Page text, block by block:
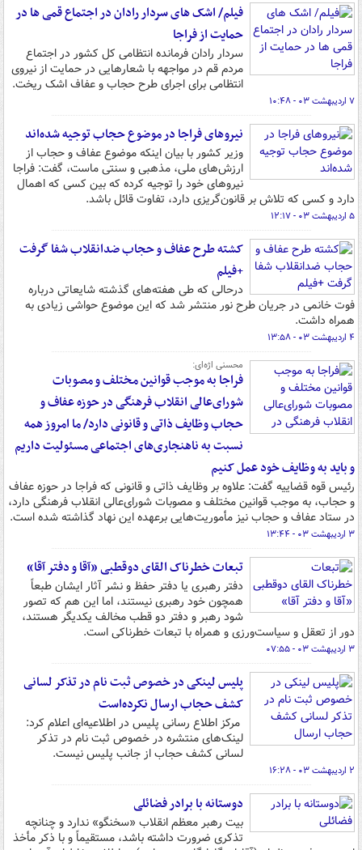
فیلم/ اشک های سردار رادان در اجتماع قمی ها در
حمایت از فراجا
سردار رادان فرمانده انتظامی کل کشور در اجتماع
مردم قم در مواجهه با شعارهایی در حمایت از نیروی
انتظامی برای اجرای طرح حجاب و عفاف اشک ریخت.
۷ اردیبهشت ۰۳ - ۱۰:۴۸
نیروهای فراجا در موضوع حجاب توجیه شده‌اند
وزیر کشور با بیان اینکه موضوع عفاف و حجاب از
ارزش‌های ملی، مذهبی و سنتی ماست، گفت: فراجا
نیروهای خود را توجیه کرده که بین کسی که اهمال
دارد و کسی که تلاش بر قانون‌گریزی دارد، تفاوت قائل باشد.
۵ اردیبهشت ۰۳ - ۱۲:۱۷
کشته طرح عفاف و حجاب ضدانقلاب شفا گرفت
+فیلم
درحالی که طی هفته‌های گذشته شایعاتی درباره
فوت خانمی در جریان طرح نور منتشر شد که این موضوع حواشی زیادی به
همراه داشت.
۴ اردیبهشت ۰۳ - ۱۳:۵۸
محسنی اژه‌ای:
فراجا به موجب قوانین مختلف و مصوبات
شورای‌عالی انقلاب فرهنگی در حوزه عفاف و
حجاب وظایف ذاتی و قانونی دارد/ ما امروز همه
نسبت به ناهنجاری‌های اجتماعی مسئولیت داریم
و باید به وظایف خود عمل کنیم
رئیس قوه قضاییه گفت: علاوه بر وظایف ذاتی و قانونی که فراجا در حوزه عفاف
و حجاب، به موجب قوانین مختلف و مصوبات شورای‌عالی انقلاب فرهنگی دارد،
در ستاد عفاف و حجاب نیز مأموریت‌هایی برعهده این نهاد گذاشته شده است.
۳ اردیبهشت ۰۳ - ۱۳:۴۴
تبعات خطرناک القای دوقطبی «آقا و دفتر آقا»
دفتر رهبری یا دفتر حفظ و نشر آثار ایشان طبعاً
همچون خود رهبری نیستند، اما این هم که تصور
شود رهبر و دفتر دو قطب مخالف یکدیگر هستند،
دور از تعقل و سیاست‌ورزی و همراه با تبعات خطرناکی است.
۳ اردیبهشت ۰۳ - ۰۷:۵۵
پلیس لینکی در خصوص ثبت نام در تذکر لسانی
کشف حجاب ارسال نکرده‌است
مرکز اطلاع رسانی پلیس در اطلاعیه‌ای اعلام کرد:
لینک‌های منتشره در خصوص ثبت نام در تذکر
لسانی کشف حجاب از جانب پلیس نیست.
۲ اردیبهشت ۰۳ - ۱۶:۲۸
دوستانه با برادر فضائلی
بیت رهبر معظم انقلاب «‌سخنگو» ندارد و چنانچه
تذکری ضرورت داشته باشد، مستقیماً و با ذکر مأخذ